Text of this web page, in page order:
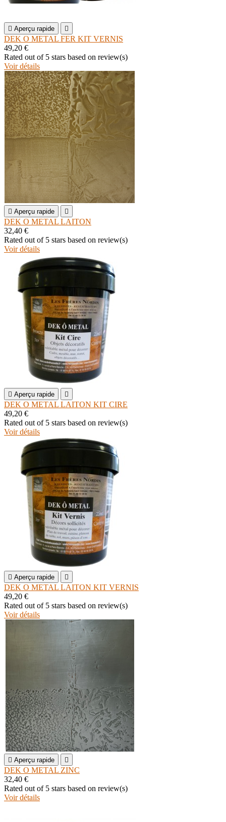
 Aperçu rapide 
DEK O METAL FER KIT VERNIS
49,20 €
Rated out of 5 stars based on review(s)
Voir détails
 Aperçu rapide 
DEK O METAL LAITON
32,40 €
Rated out of 5 stars based on review(s)
Voir détails
 Aperçu rapide 
DEK O METAL LAITON KIT CIRE
49,20 €
Rated out of 5 stars based on review(s)
Voir détails
 Aperçu rapide 
DEK O METAL LAITON KIT VERNIS
49,20 €
Rated out of 5 stars based on review(s)
Voir détails
 Aperçu rapide 
DEK O METAL ZINC
32,40 €
Rated out of 5 stars based on review(s)
Voir détails